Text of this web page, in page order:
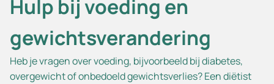
Hulp bij voeding en
gewichtsverandering
Heb je vragen over voeding, bijvoorbeeld bij diabetes,
overgewicht of onbedoeld gewichtsverlies? Een diëtist